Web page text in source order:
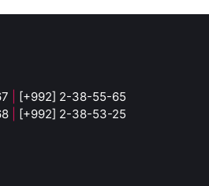
[+992] 2-38-55-65
[+992] 2-38-53-25